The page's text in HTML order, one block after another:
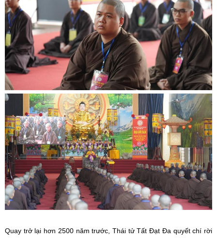
Quay trở lại hơn 2500 năm trước, Thái tử Tất Đạt Đa quyết chí rời